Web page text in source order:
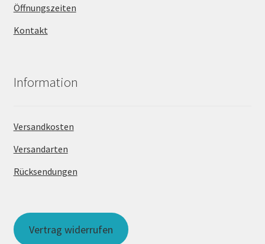
Öffnungszeiten
Kontakt
Information
Versandkosten
Versandarten
Rücksendungen
Vertrag widerrufen